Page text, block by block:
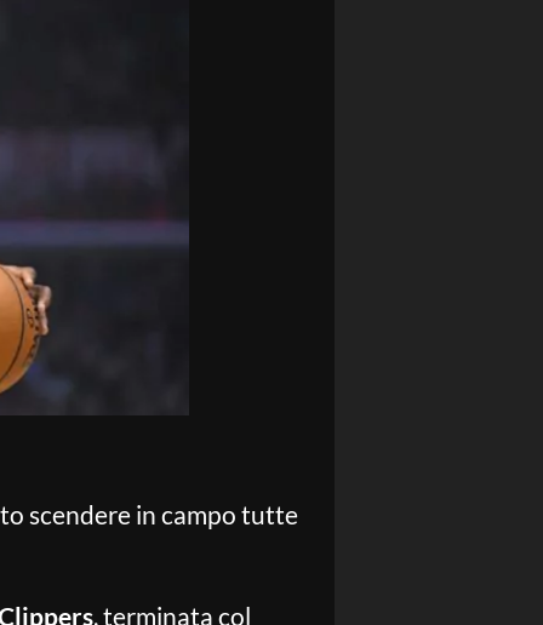
scendere in campo tutte
, terminata col